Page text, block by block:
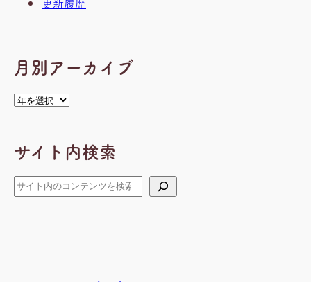
更新履歴
月別アーカイブ
ア
イ
ブ
サイト内検索
検
索